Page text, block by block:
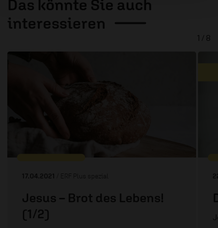
Das könnte Sie auch
interessieren
17.04.2021 / ERF Plus spezial
Jesus – Brot des Lebens!
(1/2)
1 / 8